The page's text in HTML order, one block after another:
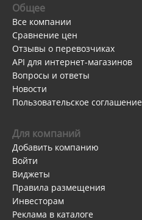
Общее
Все компании
Сравнение цен
Отзывы о перевозчиках
API для интернет-магазинов
Вопросы и ответы
Новости
Пользовательское соглашение
Для компаний
Добавить компанию
Войти
Виджеты
Правила размещения
Инвесторам
Реклама в каталоге